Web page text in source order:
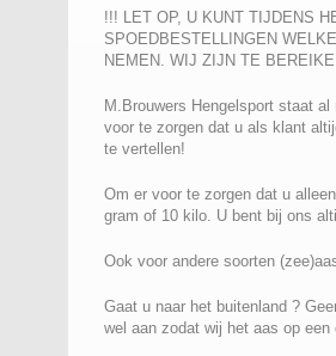
!!! LET OP, U KUNT TIJDENS
SPOEDBESTELLINGEN
NEMEN. WIJ ZIJN TE
M.Brouwers Hengelsport staat
voor te zorgen dat u als klant
te vertellen!
Om er voor te zorgen dat u
gram of 10 kilo. U bent bij ons
Ook voor andere soorten
Gaat u naar het buitenland ?
wel aan zodat wij het aas op